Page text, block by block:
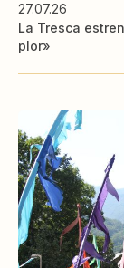
27.07.26
La Tresca
plor»